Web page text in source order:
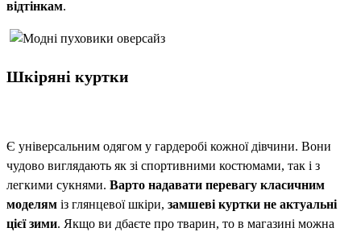
відтінкам.
Шкіряні куртки
Є універсальним одягом у гардеробі кожної дівчини. Вони
чудово виглядають як зі спортивними костюмами, так і з
легкими сукнями. Варто надавати перевагу класичним
моделям із глянцевої шкіри, замшеві куртки не актуальні
цієї зими. Якщо ви дбаєте про тварин, то в магазині можна